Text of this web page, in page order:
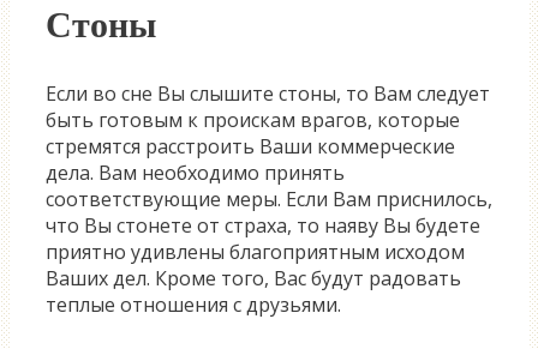
Стоны
Если во сне Вы слышите стоны, то Вам следует
быть готовым к проискам врагов, которые
стремятся расстроить Ваши коммерческие
дела. Вам необходимо принять
соответствующие меры. Если Вам приснилось,
что Вы стонете от страха, то наяву Вы будете
приятно удивлены благоприятным исходом
Ваших дел. Кроме того, Вас будут радовать
теплые отношения с друзьями.